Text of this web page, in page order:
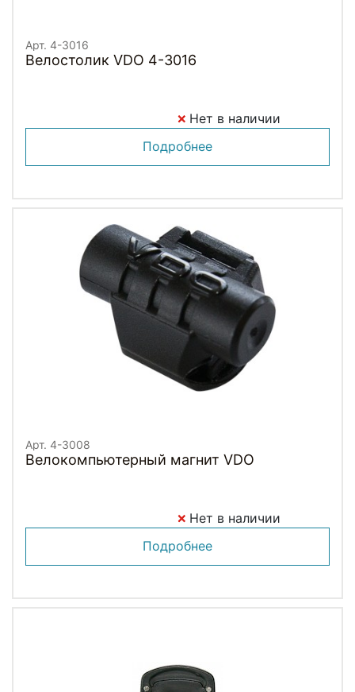
Арт. 4-3016
Велостолик VDO 4-3016
Нет в наличии
Подробнее
Арт. 4-3008
Велокомпьютерный магнит VDO
Нет в наличии
Подробнее